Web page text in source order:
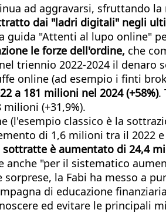
ad aggravarsi, sfruttando
dai "ladri digitali" negli
guida "Attenti al lupo online"
le forze dell'ordine, che
triennio 2022-2024 il
online (ad esempio i finti
a 181 milioni nel 2024 (+58%).
(+31,9%).
(l'esempio classico è la
di 1,6 milioni tra il 2022
è aumentato di 24,4
anche "per il sistematico
la Fabi ha messo a
di educazione
ed evitare le principali